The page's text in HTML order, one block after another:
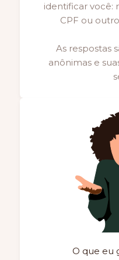
identificar você:
CPF ou
As respostas
anônimas e
O que eu